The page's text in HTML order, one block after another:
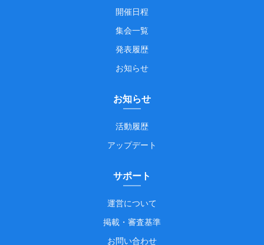
開催日程
集会一覧
発表履歴
お知らせ
お知らせ
活動履歴
アップデート
サポート
運営について
掲載・審査基準
お問い合わせ